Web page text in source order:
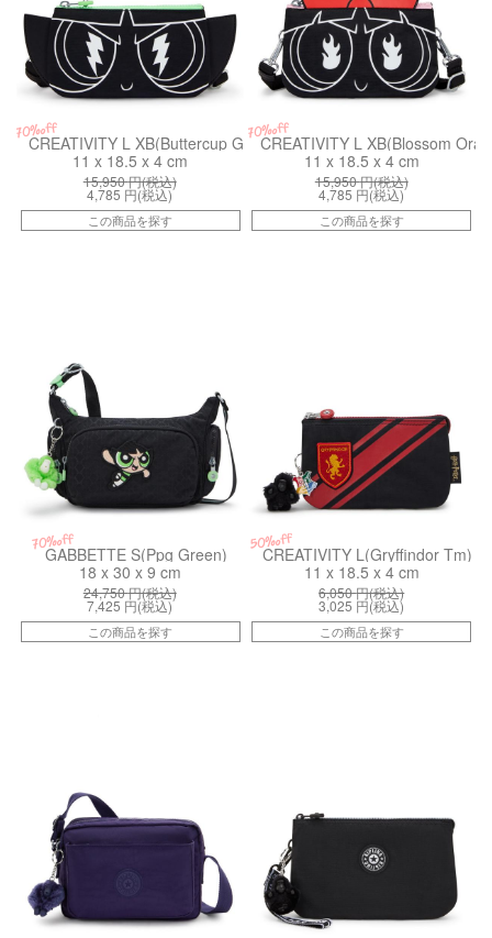
70%off
CREATIVITY L XB(Buttercup Green)
11 x 18.5 x 4 cm
15,950円(税込)
4,785 円(税込)
この商品を探す
70%off
CREATIVITY L XB(Blossom
11 x 18.5 x 4 cm
15,950円(税込)
4,785 円(税込)
この商品を探す
70%off
GABBETTE S(Ppg Green)
18 x 30 x 9 cm
24,750円(税込)
7,425 円(税込)
この商品を探す
50%off
CREATIVITY L(Gryffindor Tm)
11 x 18.5 x 4 cm
6,050円(税込)
3,025 円(税込)
この商品を探す